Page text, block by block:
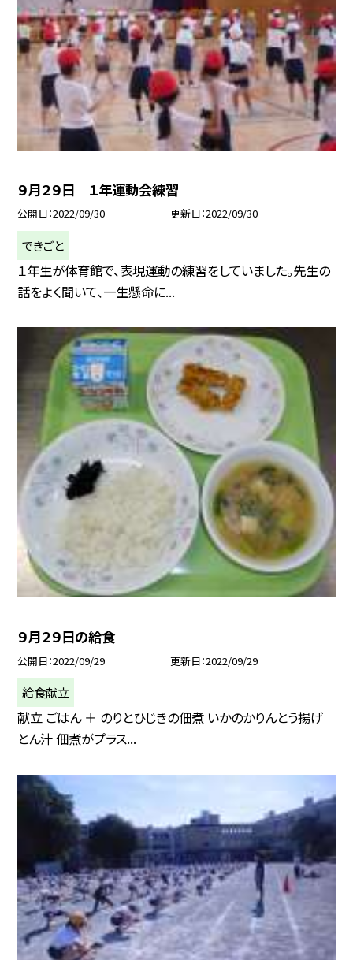
９月２９日 １年運動会練習
公開日 2022/09/30 更新日 2022/09/30
できごと
１年生が体育館で、表現運動の練習をしていました。先生の
話をよく聞いて、一生懸命に...
９月２９日の給食
公開日 2022/09/29 更新日 2022/09/29
給食献立
献立 ごはん ＋ のりとひじきの佃煮 いかのかりんとう揚げ
とん汁 佃煮がプラス...